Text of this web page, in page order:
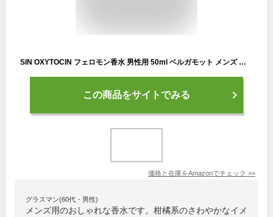
SIN OXYTOCIN フェロモン香水 男性用 50ml ベルガモット メンズ メンズ香水 パルファン 柑橘系 ムスク 持ち運び perfume for men
この商品をサイトでみる
価格と在庫をAmazonでチェック >>
グラスマン(60代・男性)
メンズ用のおしゃれな香水です。柑橘系のさわやかなイメ